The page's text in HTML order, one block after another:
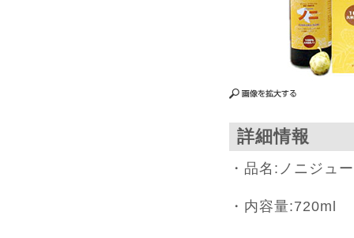
詳細情報
・品名:ノニジュ
・内容量:720ml